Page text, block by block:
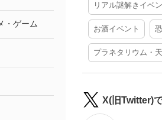
・ゲーム
リアル謎解きイベ
お酒イベント
プラネタリウム・
X(旧Twitter)